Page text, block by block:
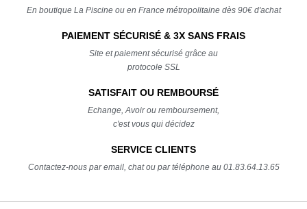
En boutique La Piscine ou en France métropolitaine dès 90€ d'achat
PAIEMENT SÉCURISÉ & 3X SANS FRAIS
Site et paiement sécurisé grâce au
protocole SSL
SATISFAIT OU REMBOURSÉ
Echange, Avoir ou remboursement,
c'est vous qui décidez
SERVICE CLIENTS
Contactez-nous par email, chat ou par téléphone au 01.83.64.13.65